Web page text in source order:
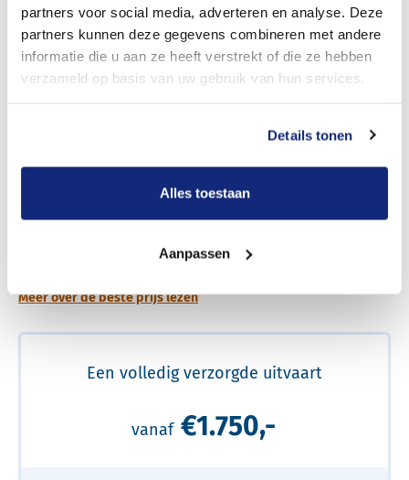
partners voor social media, adverteren en analyse. Deze
partners kunnen deze gegevens combineren met andere
informatie die u aan ze heeft verstrekt of die ze hebben
verzameld op basis van uw gebruik van hun services.
Details tonen
Alles toestaan
Aanpassen
Meer over de beste prijs lezen
Een volledig verzorgde uitvaart
vanaf €1.750,-